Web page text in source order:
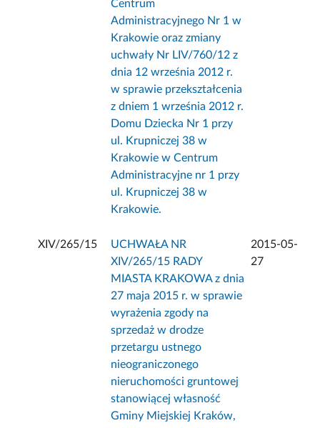
Centrum
Administracyjnego Nr 1 w
Krakowie oraz zmiany
uchwały Nr LIV/760/12 z
dnia 12 września 2012 r.
w sprawie przekształcenia
z dniem 1 września 2012 r.
Domu Dziecka Nr 1 przy
ul. Krupniczej 38 w
Krakowie w Centrum
Administracyjne nr 1 przy
ul. Krupniczej 38 w
Krakowie.
XIV/265/15
UCHWAŁA NR
XIV/265/15 RADY
MIASTA KRAKOWA z dnia
27 maja 2015 r. w sprawie
wyrażenia zgody na
sprzedaż w drodze
przetargu ustnego
nieograniczonego
nieruchomości gruntowej
stanowiącej własność
Gminy Miejskiej Kraków,
2015-05-
27